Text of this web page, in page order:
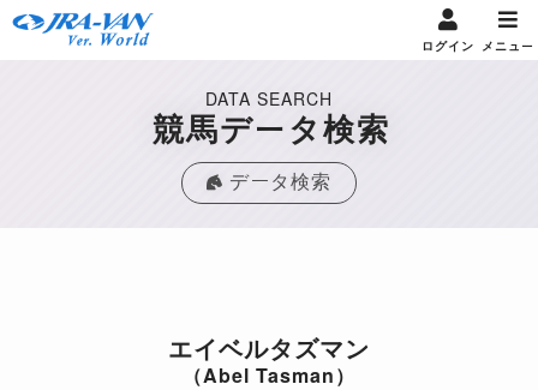
ログイン メニュー
DATA SEARCH
競馬データ検索
データ検索
エイベルタズマン
（Abel Tasman）